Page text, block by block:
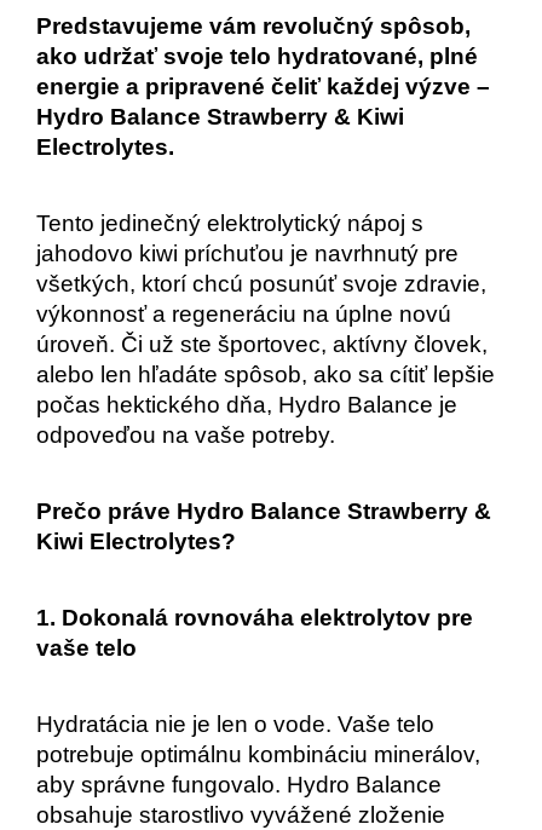
Predstavujeme vám revolučný spôsob,
ako udržať svoje telo hydratované, plné
energie a pripravené čeliť každej výzve –
Hydro Balance Strawberry & Kiwi
Electrolytes.
Tento jedinečný elektrolytický nápoj s
jahodovo kiwi príchuťou je navrhnutý pre
všetkých, ktorí chcú posunúť svoje zdravie,
výkonnosť a regeneráciu na úplne novú
úroveň. Či už ste športovec, aktívny človek,
alebo len hľadáte spôsob, ako sa cítiť lepšie
počas hektického dňa, Hydro Balance je
odpoveďou na vaše potreby.
Prečo práve Hydro Balance Strawberry &
Kiwi Electrolytes?
1. Dokonalá rovnováha elektrolytov pre
vaše telo
Hydratácia nie je len o vode. Vaše telo
potrebuje optimálnu kombináciu minerálov,
aby správne fungovalo. Hydro Balance
obsahuje starostlivo vyvážené zloženie